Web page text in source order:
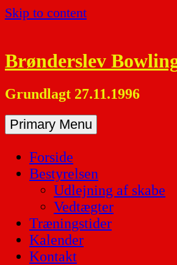
Skip to content
Brønderslev
Grundlagt 27.11.1996
Primary Menu
Forside
Bestyrelsen
Udlejning af skabe
Vedtægter
Træningstider
Kalender
Kontakt